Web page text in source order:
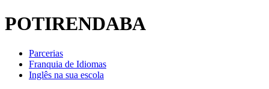
POTIRENDABA
Parcerias
Franquia de Idiomas
Inglês na sua escola